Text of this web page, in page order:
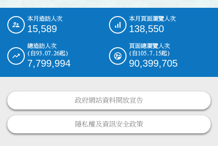
::: 本月造訪人次
15,589
本月頁面瀏覽人次
138,550
總造訪人次
(自93.07.26起)
7,799,994
頁面總瀏覽人次
(自105.7.15起)
90,399,705
政府網站資料開放宣告
隱私權及資訊安全政策